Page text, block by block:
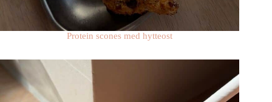
Protein scones med hytteost